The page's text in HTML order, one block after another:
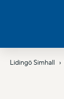
Lidingö Simhall